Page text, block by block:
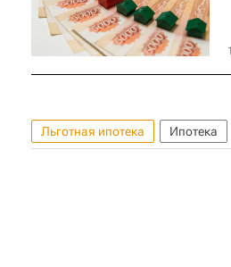
Льготная ипотека Ипотека